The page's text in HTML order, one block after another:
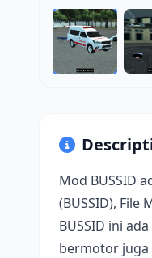
Mod BUSSID
(BUSSID),
BUSSID ini
bermotor juga